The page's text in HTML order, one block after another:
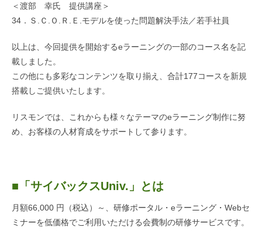
＜渡部 幸氏 提供講座＞
34．Ｓ.Ｃ.Ｏ.Ｒ.Ｅ.モデルを使った問題解決手法／若手社員
以上は、今回提供を開始するeラーニングの一部のコース名を記
載しました。
この他にも多彩なコンテンツを取り揃え、合計177コースを新規
搭載しご提供いたします。
リスモンでは、これからも様々なテーマのeラーニング制作に努
め、お客様の人材育成をサポートして参ります。
■「サイバックスUniv.」とは
月額66,000 円（税込）～、研修ポータル・eラーニング・Webセ
ミナーを低価格でご利用いただける会費制の研修サービスです。